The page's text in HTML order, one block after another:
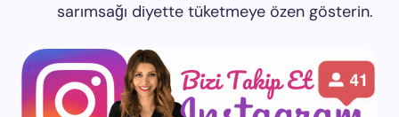
sarımsağı diyette tüketmeye özen gösterin.